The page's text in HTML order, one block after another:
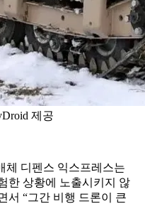
제공
체 디펜스 익스프레스는
한 상황에 노출시키지 않
서 “그간 비행 드론이 큰